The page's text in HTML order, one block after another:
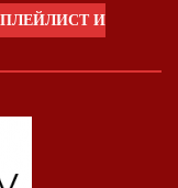
И